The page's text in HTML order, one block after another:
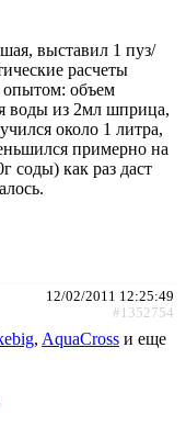
выставил 1 пуз/
расчеты
опытом: объем
воды из 2мл шприца,
около 1 литра,
примерно на
соды) как раз даст
12/02/2011 12:25:49
#1352754
, AquaCross и еще